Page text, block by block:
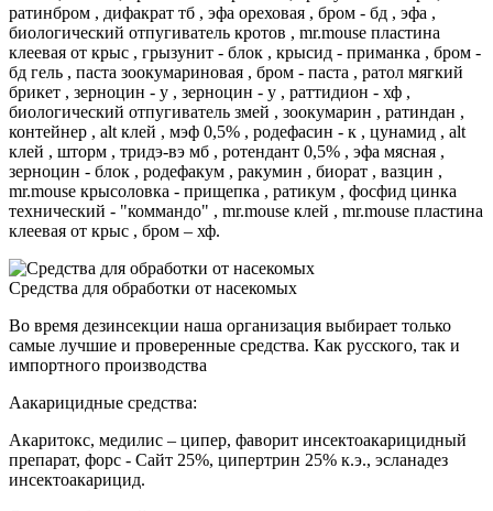
ратинбром , дифакрат тб , эфа ореховая , бром - бд , эфа ,
биологический отпугиватель кротов , mr.mouse пластина
клеевая от крыс , грызунит - блок , крысид - приманка , бром -
бд гель , паста зоокумариновая , бром - паста , ратол мягкий
брикет , зерноцин - у , зерноцин - у , раттидион - хф ,
биологический отпугиватель змей , зоокумарин , ратиндан ,
контейнер , alt клей , мэф 0,5% , родефасин - к , цунамид , alt
клей , шторм , тридэ-вэ мб , ротендант 0,5% , эфа мясная ,
зерноцин - блок , родефакум , ракумин , биорат , вазцин ,
mr.mouse крысоловка - прищепка , ратикум , фосфид цинка
технический - "коммандо" , mr.mouse клей , mr.mouse пластина
клеевая от крыс , бром – хф.
Средства для обработки от насекомых
Во время дезинсекции наша организация выбирает только
самые лучшие и проверенные средства. Как русского, так и
импортного производства
Аакарицидные средства:
Акаритокс, медилис – ципер, фаворит инсектоакарицидный
препарат, форс - Сайт 25%, ципертрин 25% к.э., эсланадез
инсектоакарицид.